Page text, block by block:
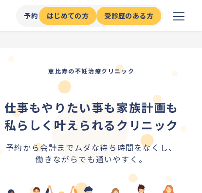
予約 はじめての方 受診歴のある方
恵比寿の不妊治療クリニック
仕事もやりたい事も家族計画も
私らしく叶えられるクリニック
予約から会計までムダな待ち時間をなくし、
働きながらでも通いやすく。